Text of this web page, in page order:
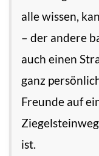
alle wissen,
– der andere
auch einen
ganz
Freunde auf
ist.